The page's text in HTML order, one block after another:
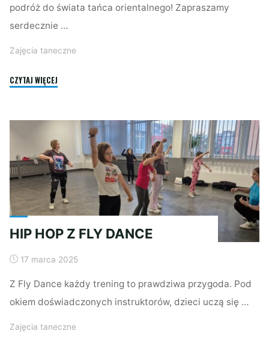
podróż do świata tańca orientalnego! Zapraszamy
serdecznie …
Zajęcia taneczne
CZYTAJ WIĘCEJ
HIP HOP Z FLY DANCE
17 marca 2025
Z Fly Dance każdy trening to prawdziwa przygoda. Pod
okiem doświadczonych instruktorów, dzieci uczą się …
Zajęcia taneczne